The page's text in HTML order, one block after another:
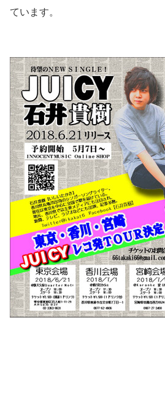
ています。